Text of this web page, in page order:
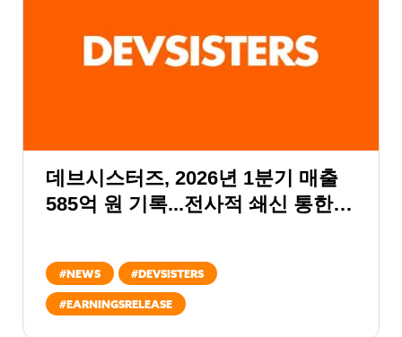
데브시스터즈, 2026년 1분기 매출
585억 원 기록...전사적 쇄신 통한
목표
#NEWS #DEVSISTERS
#EARNINGSRELEASE